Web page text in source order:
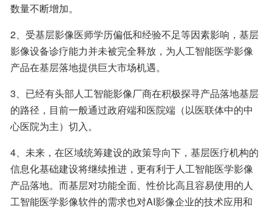
数量不断增加。
2、受基层影像医师学历偏低和经验不足等因素影响，基层
影像设备诊疗能力并未被完全释放，为人工智能医学影像
产品在基层落地提供巨大市场机遇。
3、已经有头部人工智能影像厂商在积极探寻产品落地基层
的路径，目前一般通过政府端和医院端（以医联体中的中
心医院为主）切入。
4、未来，在区域统筹建设的政策导向下，基层医疗机构的
信息化基础建设将继续推进，更有利于人工智能医学影像
产品落地。而基层对功能全面、性价比高且容易使用的人
工智能医学影像软件的需求也对AI影像企业的技术应用和